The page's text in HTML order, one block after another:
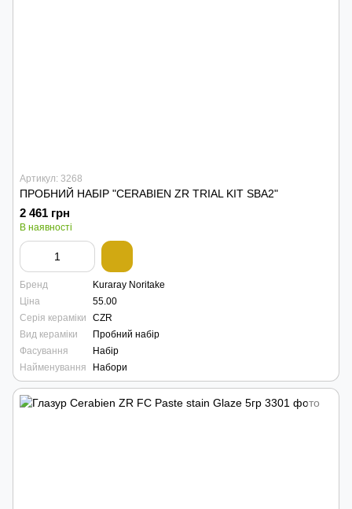
Артикул: 3268
ПРОБНИЙ НАБІР "CERABIEN ZR TRIAL KIT SBA2"
2 461 грн
В наявності
Бренд
Kuraray Noritake
Ціна
55.00
Серія кераміки
CZR
Вид кераміки
Пробний набір
Фасування
Набір
Найменування
Набори